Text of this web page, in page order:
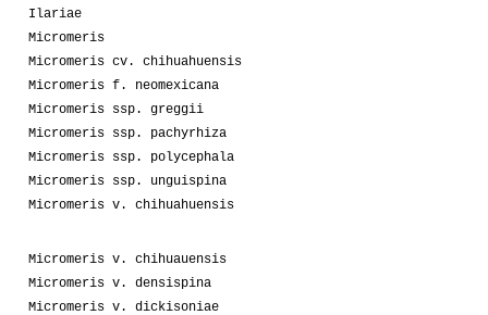
Ilariae
Micromeris
Micromeris cv. chihuahuensis
Micromeris f. neomexicana
Micromeris ssp. greggii
Micromeris ssp. pachyrhiza
Micromeris ssp. polycephala
Micromeris ssp. unguispina
Micromeris v. chihuahuensis
Micromeris v. chihuauensis
Micromeris v. densispina
Micromeris v. dickisoniae